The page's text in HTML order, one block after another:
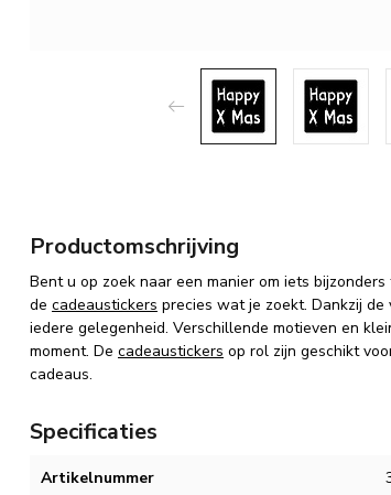
Productomschrijving
Bent u op zoek naar een manier om iets
de cadeaustickers precies wat je zoekt. Dankzij
iedere gelegenheid. Verschillende motieven en
moment. De cadeaustickers op rol zijn geschikt
cadeaus.
Specificaties
Artikelnummer